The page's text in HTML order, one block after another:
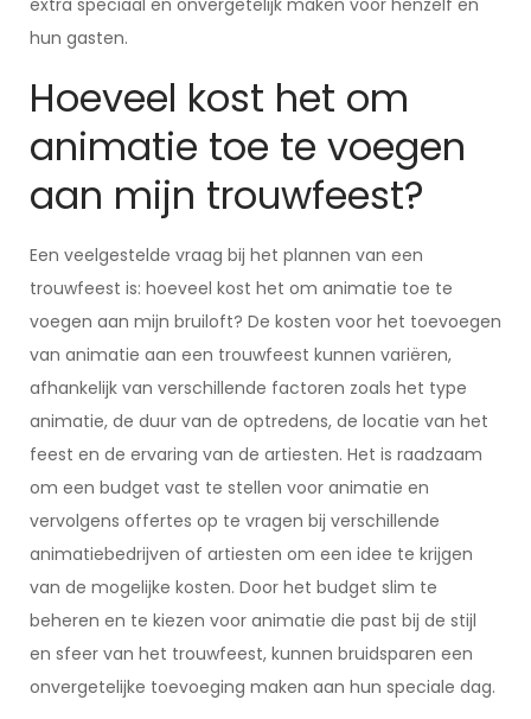
extra speciaal en onvergetelijk maken voor henzelf en
hun gasten.
Hoeveel kost het om
animatie toe te voegen
aan mijn trouwfeest?
Een veelgestelde vraag bij het plannen van een
trouwfeest is: hoeveel kost het om animatie toe te
voegen aan mijn bruiloft? De kosten voor het toevoegen
van animatie aan een trouwfeest kunnen variëren,
afhankelijk van verschillende factoren zoals het type
animatie, de duur van de optredens, de locatie van het
feest en de ervaring van de artiesten. Het is raadzaam
om een budget vast te stellen voor animatie en
vervolgens offertes op te vragen bij verschillende
animatiebedrijven of artiesten om een idee te krijgen
van de mogelijke kosten. Door het budget slim te
beheren en te kiezen voor animatie die past bij de stijl
en sfeer van het trouwfeest, kunnen bruidsparen een
onvergetelijke toevoeging maken aan hun speciale dag.